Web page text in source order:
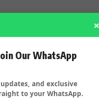
ಉದ್ಘಾಟನೆ ಮತ್ತು
×
Our WhatsApp
and exclusive
to your WhatsApp.